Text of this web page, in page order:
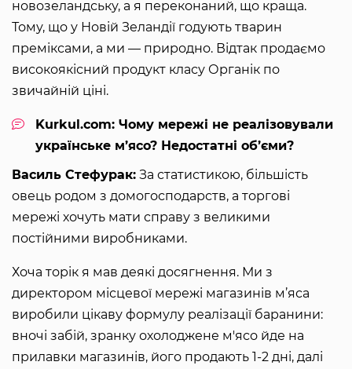
новозеландську, а я переконаний, що краща.
Тому, що у Новій Зеландії годують тварин
преміксами, а ми — природно. Відтак продаємо
високоякісний продукт класу Органік по
звичайній ціні.
Kurkul.com: Чому мережі не реалізовували
українське м’ясо? Недостатні об’єми?
Василь Стефурак: За статистикою, більшість
овець родом з домогосподарств, а торгові
мережі хочуть мати справу з великими
постійними виробниками.
Хоча торік я мав деякі досягнення. Ми з
директором місцевої мережі магазинів м’яса
виробили цікаву формулу реалізації баранини:
вночі забій, зранку охолоджене м'ясо йде на
прилавки магазинів, його продають 1-2 дні, далі